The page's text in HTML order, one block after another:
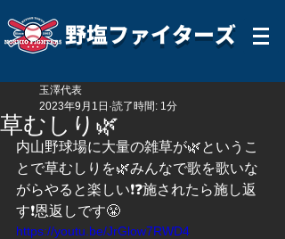
野塩ファイターズ
草むしり🌿
玉澤代表
2023年9月1日 読了時間: 1分
内山野球場に大量の雑草が🌿というこ
とで草むしりを🌿みんなで歌を歌いな
がらやると楽しい❗️❓施されたら施し返
す❗️恩返しです😤
https://youtu.be/JrGlow7RWD4